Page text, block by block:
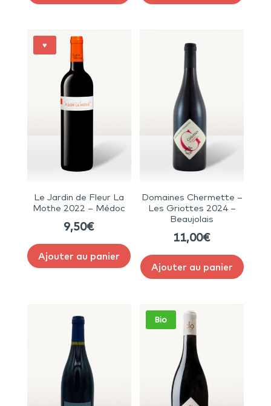
♥
Le Jardin de Fleur La
Mothe 2022 – Médoc
9,50€
Ajouter au panier
Domaines Chermette –
Les Griottes 2024 –
Beaujolais
11,00€
Ajouter au panier
Bio